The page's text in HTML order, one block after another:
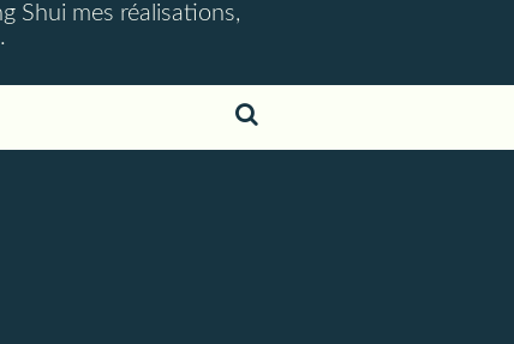
Shui mes réalisations,